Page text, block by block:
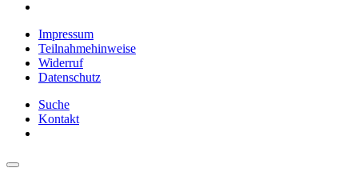
Impressum
Teilnahmehinweise
Widerruf
Datenschutz
Suche
Kontakt